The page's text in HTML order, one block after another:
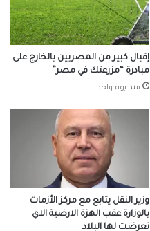
إقبال كبير من المصريين بالخارج على
مبادرة “مزرعتك في مصر”
منذ يوم واحد
وزير النقل يتابع مع مركز الأزمات
بالوزارة عقب الهزة الارضية الاي
تعرضت لها البلاد